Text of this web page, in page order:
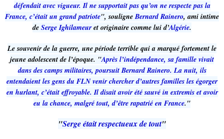
défendait avec vigueur. Il ne supportait pas qu’on ne respecte pas la
France, c’était un grand patriote", souligneBernard Rainero, ami intime
de Serge Ighilameuret originaire comme lui d’Algérie.
Le souvenir de la guerre, une période terrible qui a marqué fortement le
jeune adolescent de l’époque. "Après l’indépendance, sa famille vivait
dans des camps militaires, poursuit Bernard Rainero. La nuit, ils
entendaient les gens du FLN venir chercher d’autres familles les égorger
en hurlant, c’était effroyable. Il disait avoir été sauvé in extremis et avoir
eu la chance, malgré tout, d’être rapatrié en France."
"Serge était respectueux de tout"